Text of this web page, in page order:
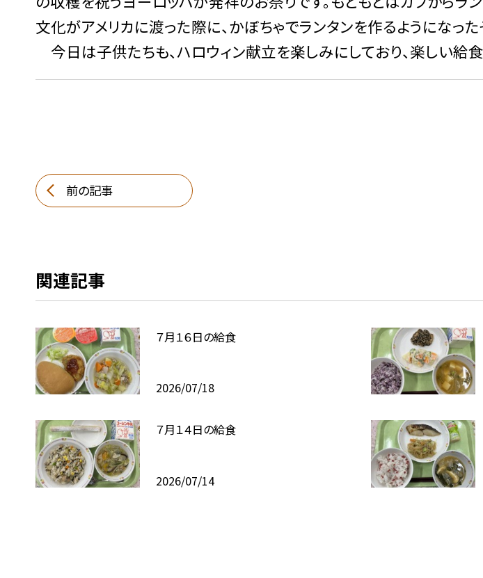
文化がアメリカに渡った際に、かぼちゃでランタンを作るようになった
今日は子供たちも、ハロウィン献立を楽しみにしており、楽しい給
前の記事
関連記事
７月１６日の給食
2026/07/18
７月１４日の給食
2026/07/14